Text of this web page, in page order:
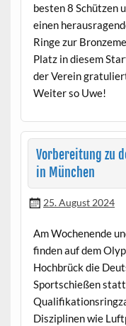
besten 8 Schützen
einen
Ringe zur
Platz in diesem
der Verein
Weiter so Uwe!
Vorbereitung zu
in München
25. August 2024
Am Wochenende
finden auf dem
Hochbrück die
Sportschießen
Disziplinen wie